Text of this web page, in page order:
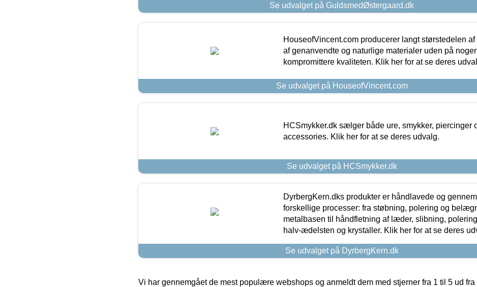
Se udvalget på GuldsmedØstergaard.dk
HouseofVincent.com producerer langt størstedelen
af genanvendte og naturlige materialer uden på
kompromittere kvaliteten. Klik her for at se deres
Se udvalget på HouseofVincent.com
HCSmykker.dk sælger både ure, smykker, piercinger
accessories. Klik her for at se deres udvalg.
Se udvalget på HCSmykker.dk
DyrbergKern.dks produkter er håndlavede og
forskellige processer: fra støbning, polering og
metalbasen til håndfletning af læder, slibning,
halv-ædelsten og krystaller. Klik her for at se deres
Se udvalget på DyrbergKern.dk
Vi har gennemgået de mest populære webshops og anmeldt dem med stjerner fra 1 til 5 ud fra